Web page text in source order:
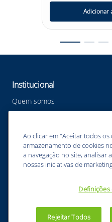
Adicionar
Institucional
Quem somos
Devolução
Política de privacidade
Aviso de privacidade
Meus Pedidos
Ao clicar em "Aceitar todos
armazenamento de cookies
a navegação no site, analisar
nossas iniciativas de
Definições
Rejeitar Todos